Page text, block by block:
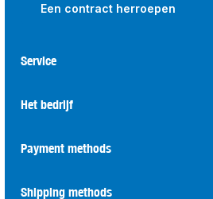
Een contract herroepen
Service
Het bedrijf
Payment methods
Shipping methods